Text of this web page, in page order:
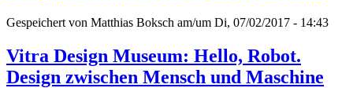
Gespeichert von Matthias Boksch am/um Di, 07/02/2017 - 14:43
Vitra Design Museum: Hello, Robot.
Design zwischen Mensch und Maschine